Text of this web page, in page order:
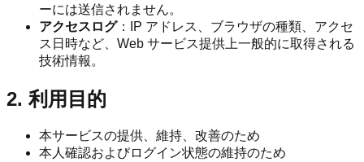
ーには送信されません。
アクセスログ：IP アドレス、ブラウザの種類、アクセ
ス日時など、Web サービス提供上一般的に取得される
技術情報。
2. 利用目的
本サービスの提供、維持、改善のため
本人確認およびログイン状態の維持のため